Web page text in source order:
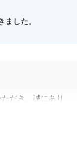
ました。
だき、誠にあり
せ。